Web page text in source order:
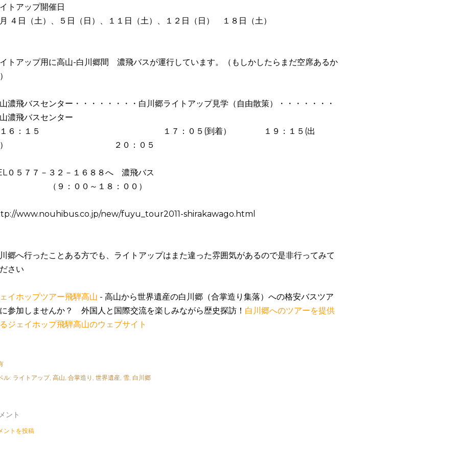
トアップ開催日
４日（土）、５日（日）、１１日（土）、１２日（日） １８日（土）
トアップ用に高山-白川郷間 濃飛バスが運行しています。（もしかしたらまだ空席あるか
濃飛バスセンター・・・・・・・・白川郷ライトアップ見学（自由散策）・・・・・・・
濃飛バスセンター
６：１５ １７：０５(到着） １９：１５(出
） ２０：０５
０５７７－３２－１６８８へ 濃飛バス
９：００～１８：００）
www.nouhibus.co.jp/new/fuyu_tour2011-shirakawago.html
郷へ行ったことある方でも、ライトアップはまた違った雰囲気があるので是非行ってみて
さい
イホップツアー飛騨高山 - 高山から世界遺産の白川郷（合掌造り集落）への格安バスツア
参加しませんか？ 外国人と国際交流を楽しみながら歴史探訪！ 白川郷へのツアーを提供
ジェイホップ飛騨高山のウェブサイト
ル: ライトアップ 高山 合掌造り 世界遺産 雪 白川郷
ント
ントを投稿